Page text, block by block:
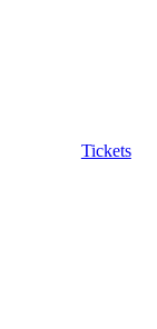
Tickets